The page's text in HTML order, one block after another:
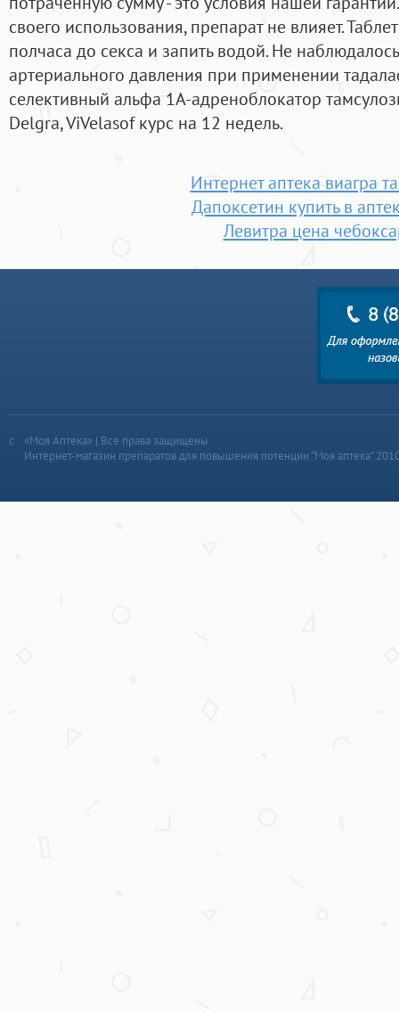
своего использования, препарат не влияет.
полчаса до секса и запить водой. Не
артериального давления при применении
селективный альфа 1А-адреноблокатор
Delgra, ViVelasof курс на 12 недель.
Интернет аптека виагра
Дапоксетин купить в
Левитра цена
«Моя Аптека» | Все права защищены
Интернет-магазин препаратов для повышения потенции “Моя аптека”